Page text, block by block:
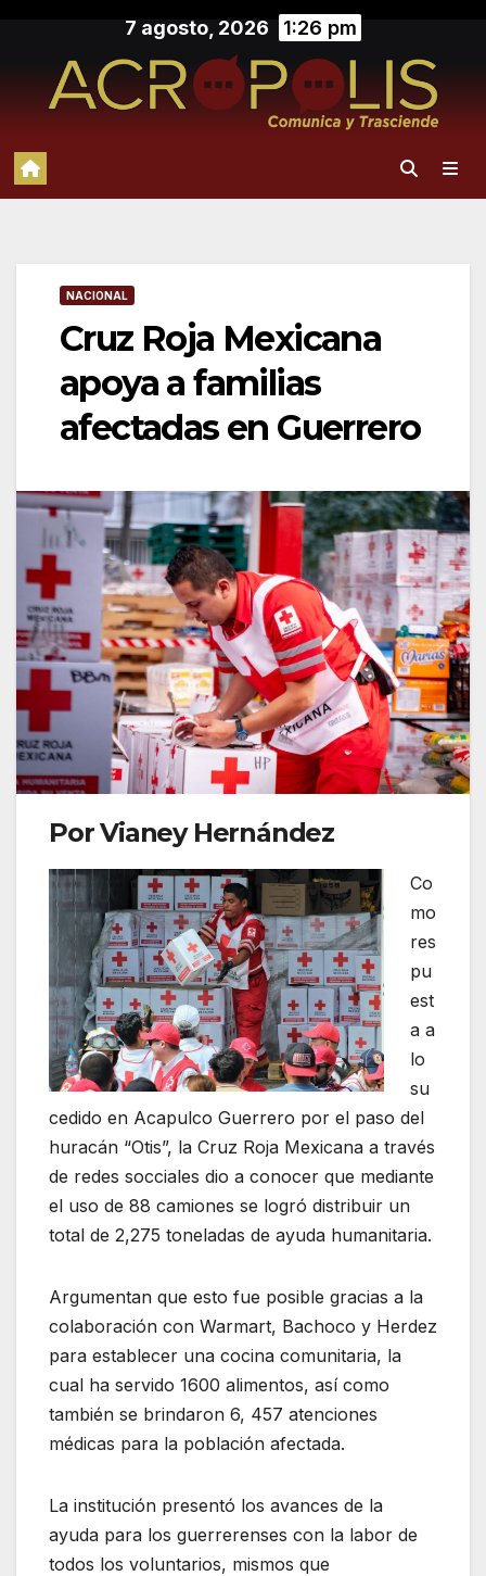
contenido
7 agosto, 2026 1:26 pm
NACIONAL
Cruz Roja Mexicana
apoya a familias
afectadas en Guerrero
Por Vianey Hernández
Co
mo
res
pu
est
a a
lo
su
cedido en Acapulco Guerrero por el paso del
huracán “Otis”, la Cruz Roja Mexicana a través
de redes socciales dio a conocer que mediante
el uso de 88 camiones se logró distribuir un
total de 2,275 toneladas de ayuda humanitaria.
Argumentan que esto fue posible gracias a la
colaboración con Warmart, Bachoco y Herdez
para establecer una cocina comunitaria, la
cual ha servido 1600 alimentos, así como
también se brindaron 6, 457 atenciones
médicas para la población afectada.
La institución presentó los avances de la
ayuda para los guerrerenses con la labor de
todos los voluntarios, mismos que